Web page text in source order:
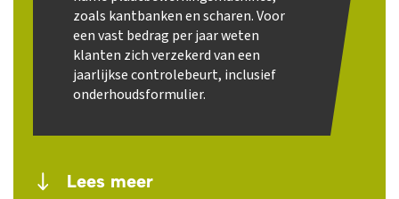
zoals kantbanken en scharen. Voor
een vast bedrag per jaar weten
klanten zich verzekerd van een
jaarlijkse controlebeurt, inclusief
onderhoudsformulier.
Lees meer